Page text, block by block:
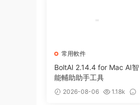
常用軟件
BoltAI 2.14.4 for Mac AI智
能輔助助手工具
2026-08-06
1.18k